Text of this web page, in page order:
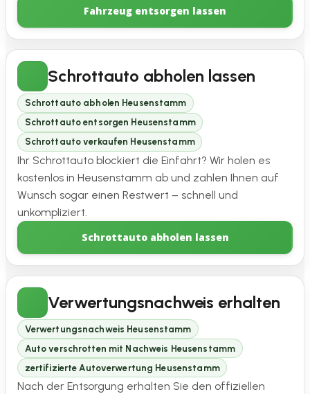
Fahrzeug entsorgen lassen
Schrottauto abholen lassen
Schrottauto abholen Heusenstamm
Schrottauto entsorgen Heusenstamm
Schrottauto verkaufen Heusenstamm
Ihr Schrottauto blockiert die Einfahrt? Wir holen es
kostenlos in Heusenstamm ab und zahlen Ihnen auf
Wunsch sogar einen Restwert – schnell und
unkompliziert.
Schrottauto abholen lassen
Verwertungsnachweis erhalten
Verwertungsnachweis Heusenstamm
Auto verschrotten mit Nachweis Heusenstamm
zertifizierte Autoverwertung Heusenstamm
Nach der Entsorgung erhalten Sie den offiziellen